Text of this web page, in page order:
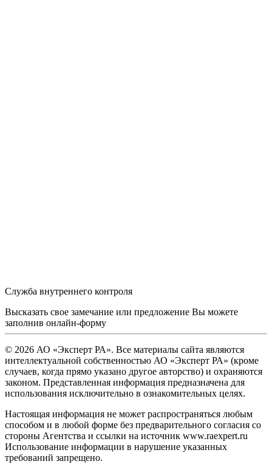
Служба внутреннего контроля
Высказать свое замечание или предложение Вы можете
заполнив онлайн-форму
© 2026 АО «Эксперт РА». Все материалы сайта являются
интеллектуальной собственностью АО «Эксперт РА» (кроме
случаев, когда прямо указано другое авторство) и охраняются
законом. Представленная информация предназначена для
использования исключительно в ознакомительных целях.
Настоящая информация не может распространяться любым
способом и в любой форме без предварительного согласия со
стороны Агентства и ссылки на источник www.raexpert.ru
Использование информации в нарушение указанных
требований запрещено.